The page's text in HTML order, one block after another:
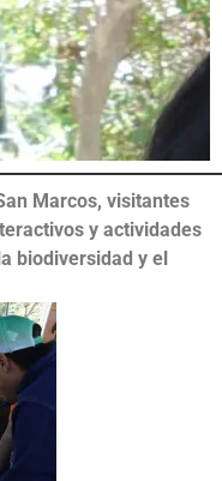
Marcos, visitantes
y actividades
biodiversidad y el